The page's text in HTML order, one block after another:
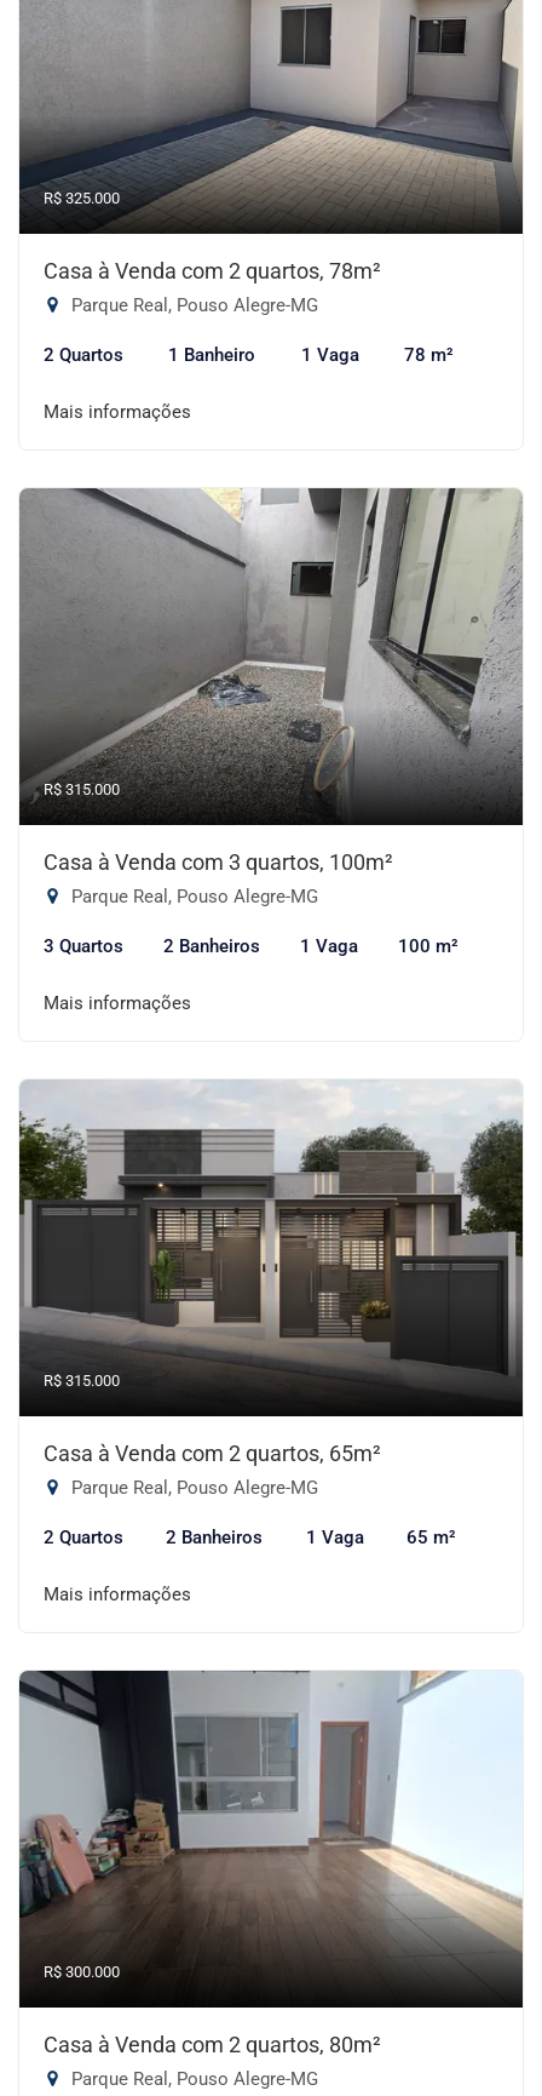
R$ 325.000
Casa à Venda com 2 quartos, 78m²
Parque Real, Pouso Alegre-MG
2 Quartos 1 Banheiro 1 Vaga 78 m²
Mais informações
R$ 315.000
Casa à Venda com 3 quartos, 100m²
Parque Real, Pouso Alegre-MG
3 Quartos 2 Banheiros 1 Vaga 100 m²
Mais informações
R$ 315.000
Casa à Venda com 2 quartos, 65m²
Parque Real, Pouso Alegre-MG
2 Quartos 2 Banheiros 1 Vaga 65 m²
Mais informações
R$ 300.000
Casa à Venda com 2 quartos, 80m²
Parque Real, Pouso Alegre-MG